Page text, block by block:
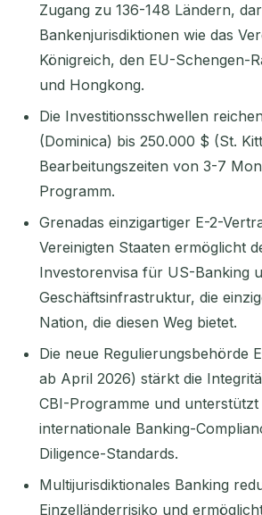
Zugang zu 136-148 Ländern,
Bankenjurisdiktionen wie das
Königreich, den EU-Schengen-
und Hongkong.
Die Investitionsschwellen
(Dominica) bis 250.000 $ (St.
Bearbeitungszeiten von 3-7
Programm.
Grenadas einzigartiger E-2-
Vereinigten Staaten ermöglicht
Investorenvisa für US-Banking
Geschäftsinfrastruktur, die
Nation, die diesen Weg bietet.
Die neue Regulierungsbehörde
ab April 2026) stärkt die
CBI-Programme und unterstützt
internationale Banking-
Diligence-Standards.
Multijurisdiktionales Banking
Einzelländerrisiko und